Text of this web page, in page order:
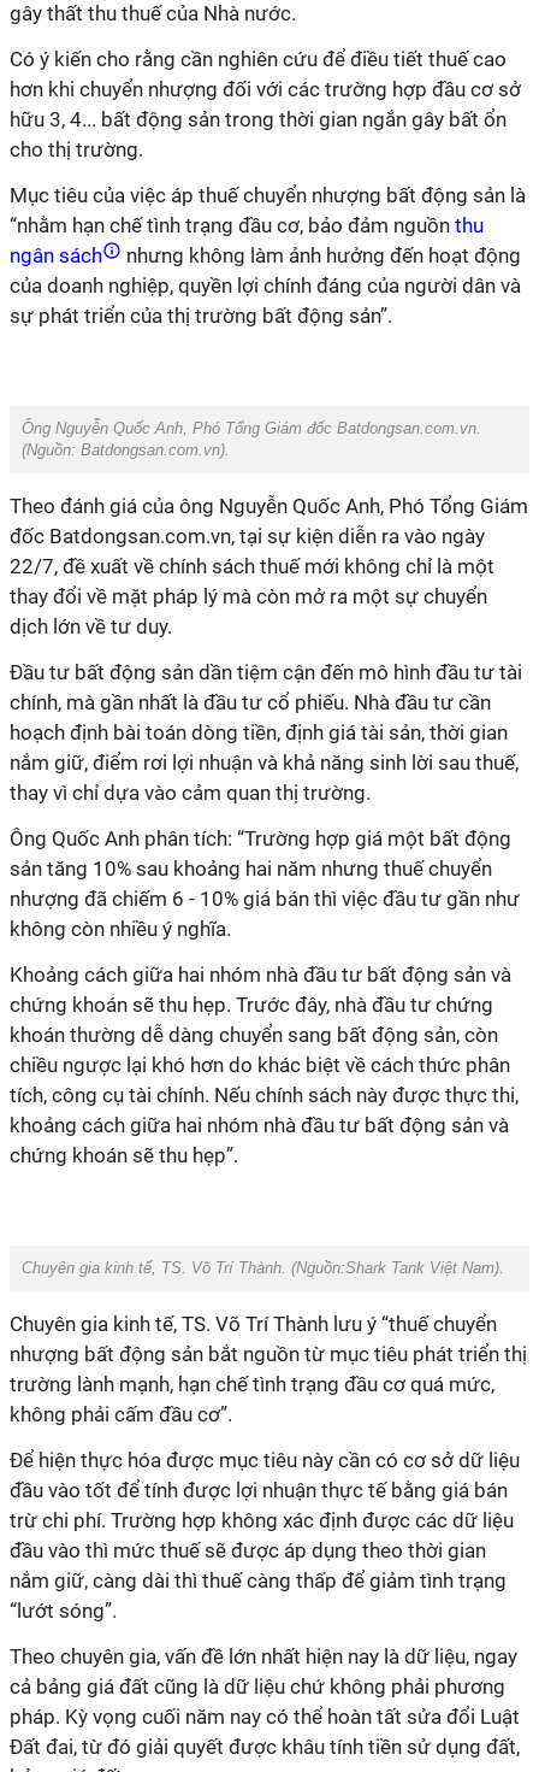
gây thất thu thuế của Nhà nước.
Có ý kiến cho rằng cần nghiên cứu để điều tiết thuế cao
hơn khi chuyển nhượng đối với các trường hợp đầu cơ sở
hữu 3, 4... bất động sản trong thời gian ngắn gây bất ổn
cho thị trường.
Mục tiêu của việc áp thuế chuyển nhượng bất động sản là
“nhằm hạn chế tình trạng đầu cơ, bảo đảm nguồn thu
ngân sách
nhưng không làm ảnh hưởng đến hoạt động
của doanh nghiệp, quyền lợi chính đáng của người dân và
sự phát triển của thị trường bất động sản”.
Ông Nguyễn Quốc Anh, Phó Tổng Giám đốc Batdongsan.com.vn.
(Nguồn: Batdongsan.com.vn).
Theo đánh giá của ông Nguyễn Quốc Anh, Phó Tổng Giám
đốc Batdongsan.com.vn, tại sự kiện diễn ra vào ngày
22/7, đề xuất về chính sách thuế mới không chỉ là một
thay đổi về mặt pháp lý mà còn mở ra một sự chuyển
dịch lớn về tư duy.
Đầu tư bất động sản dần tiệm cận đến mô hình đầu tư tài
chính, mà gần nhất là đầu tư cổ phiếu. Nhà đầu tư cần
hoạch định bài toán dòng tiền, định giá tài sản, thời gian
nắm giữ, điểm rơi lợi nhuận và khả năng sinh lời sau thuế,
thay vì chỉ dựa vào cảm quan thị trường.
Ông Quốc Anh phân tích: “Trường hợp giá một bất động
sản tăng 10% sau khoảng hai năm nhưng thuế chuyển
nhượng đã chiếm 6 - 10% giá bán thì việc đầu tư gần như
không còn nhiều ý nghĩa.
Khoảng cách giữa hai nhóm nhà đầu tư bất động sản và
chứng khoán sẽ thu hẹp. Trước đây, nhà đầu tư chứng
khoán thường dễ dàng chuyển sang bất động sản, còn
chiều ngược lại khó hơn do khác biệt về cách thức phân
tích, công cụ tài chính. Nếu chính sách này được thực thi,
khoảng cách giữa hai nhóm nhà đầu tư bất động sản và
chứng khoán sẽ thu hẹp”.
Chuyên gia kinh tế, TS. Võ Trí Thành. (Nguồn:Shark Tank Việt Nam).
Chuyên gia kinh tế, TS. Võ Trí Thành lưu ý “thuế chuyển
nhượng bất động sản bắt nguồn từ mục tiêu phát triển thị
trường lành mạnh, hạn chế tình trạng đầu cơ quá mức,
không phải cấm đầu cơ”.
Để hiện thực hóa được mục tiêu này cần có cơ sở dữ liệu
đầu vào tốt để tính được lợi nhuận thực tế bằng giá bán
trừ chi phí. Trường hợp không xác định được các dữ liệu
đầu vào thì mức thuế sẽ được áp dụng theo thời gian
nắm giữ, càng dài thì thuế càng thấp để giảm tình trạng
“lướt sóng”.
Theo chuyên gia, vấn đề lớn nhất hiện nay là dữ liệu, ngay
cả bảng giá đất cũng là dữ liệu chứ không phải phương
pháp. Kỳ vọng cuối năm nay có thể hoàn tất sửa đổi Luật
Đất đai, từ đó giải quyết được khâu tính tiền sử dụng đất,